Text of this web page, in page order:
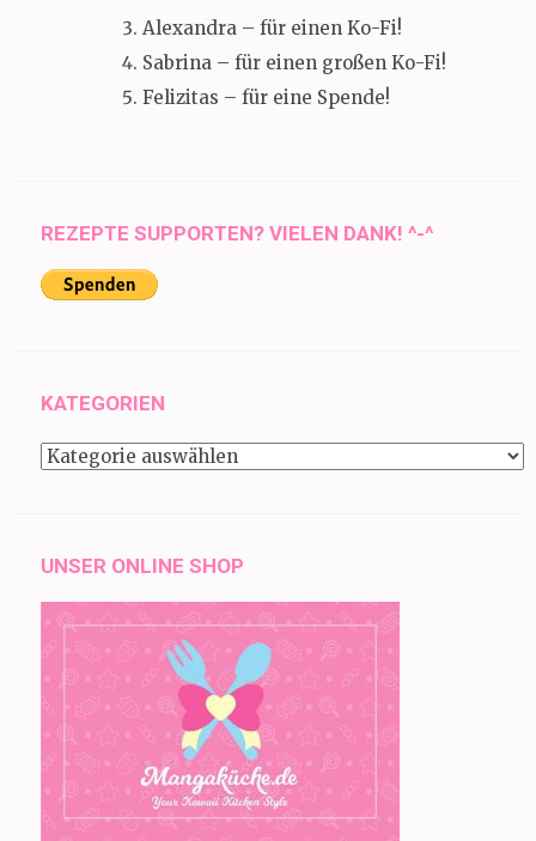
Alexandra – für einen Ko-Fi!
Sabrina – für einen großen Ko-Fi!
Felizitas – für eine Spende!
REZEPTE SUPPORTEN? VIELEN DANK! ^-^
KATEGORIEN
Kategorien
UNSER ONLINE SHOP